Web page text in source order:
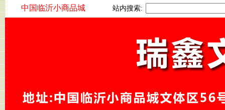
中国临沂小商品城 站内搜索: